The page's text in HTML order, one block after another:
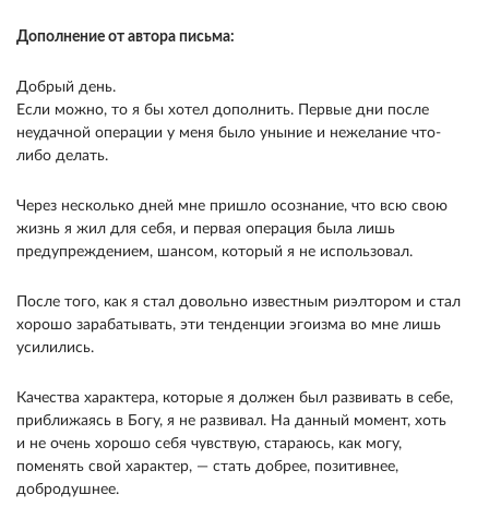
Дополнение от автора письма:
Добрый день.
Если можно, то я бы хотел дополнить. Первые дни после
неудачной операции у меня было уныние и нежелание что-
либо делать.
Через несколько дней мне пришло осознание, что всю свою
жизнь я жил для себя, и первая операция была лишь
предупреждением, шансом, который я не использовал.
После того, как я стал довольно известным риэлтором и стал
хорошо зарабатывать, эти тенденции эгоизма во мне лишь
усилились.
Качества характера, которые я должен был развивать в себе,
приближаясь в Богу, я не развивал. На данный момент, хоть
и не очень хорошо себя чувствую, стараюсь, как могу,
поменять свой характер, — стать добрее, позитивнее,
добродушнее.